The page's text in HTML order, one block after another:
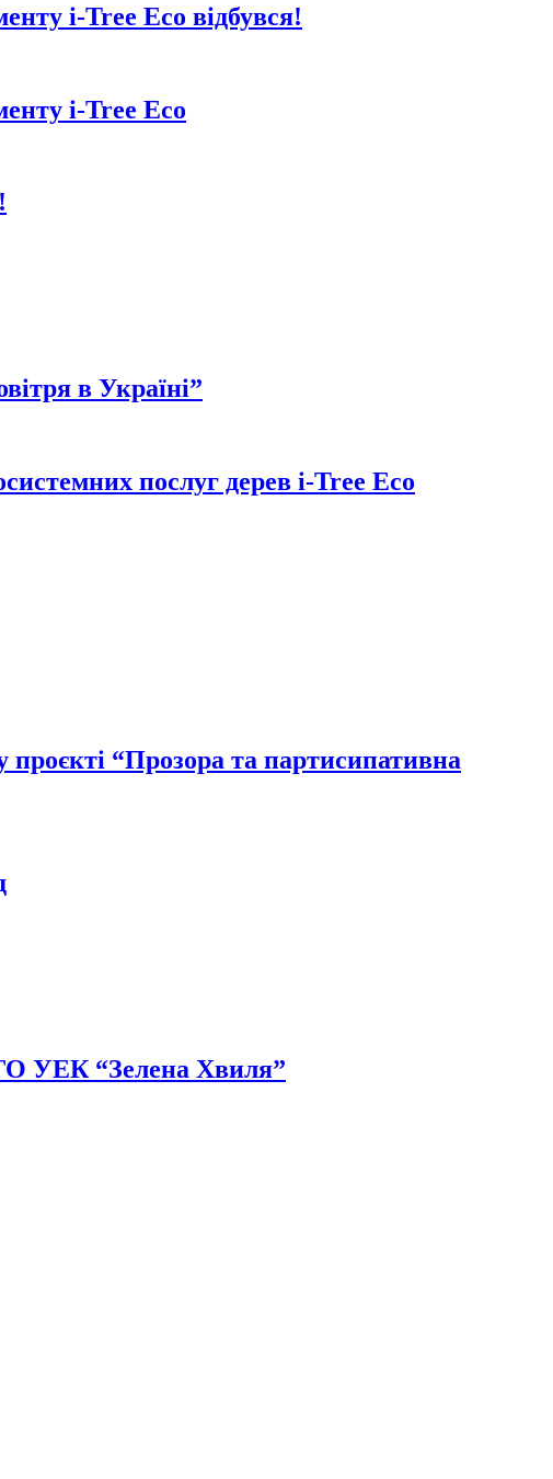
i-Tree Eco відбувся!
i-Tree Eco
в Україні”
послуг дерев i-Tree Eco
“Прозора та партисипативна
ГО УЕК “Зелена Хвиля”